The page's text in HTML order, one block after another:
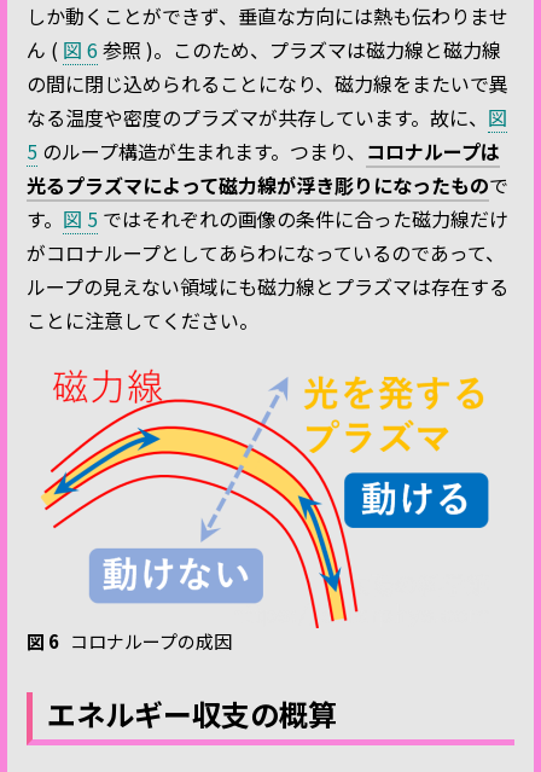
しか動くことができず、垂直な方向には熱も伝わりませ
ん ( 図 6参照 )。このため、プラズマは磁力線と磁力線
の間に閉じ込められることになり、磁力線をまたいで異
なる温度や密度のプラズマが共存しています。故に、 図
5 のループ構造が生まれます。つまり、 コロナループは
光るプラズマによって磁力線が浮き彫りになったもので
す。 図 5 ではそれぞれの画像の条件に合った磁力線だけ
がコロナループとしてあらわになっているのであって、
ループの見えない領域にも磁力線とプラズマは存在する
ことに注意してください。
図 6 コロナループの成因
エネルギー収支の概算